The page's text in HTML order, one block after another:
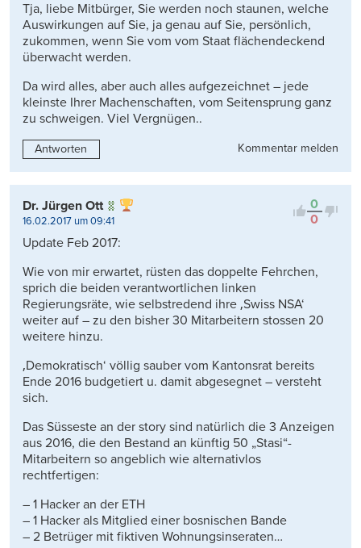
Tja, liebe Mitbürger, Sie werden noch staunen, welche
Auswirkungen auf Sie, ja genau auf Sie, persönlich,
zukommen, wenn Sie vom vom Staat flächendeckend
überwacht werden.
Da wird alles, aber auch alles aufgezeichnet – jede
kleinste Ihrer Machenschaften, vom Seitensprung ganz
zu schweigen. Viel Vergnügen..
Antworten Kommentar melden
0
0
Dr. Jürgen Ott
16.02.2017 um 09:41
Update Feb 2017:
Wie von mir erwartet, rüsten das doppelte Fehrchen,
sprich die beiden verantwortlichen linken
Regierungsräte, wie selbstredend ihre ‚Swiss NSA‘
weiter auf – zu den bisher 30 Mitarbeitern stossen 20
weitere hinzu.
‚Demokratisch‘ völlig sauber vom Kantonsrat bereits
Ende 2016 budgetiert u. damit abgesegnet – versteht
sich.
Das Süsseste an der story sind natürlich die 3 Anzeigen
aus 2016, die den Bestand an künftig 50 „Stasi“-
Mitarbeitern so angeblich wie alternativlos
rechtfertigen:
– 1 Hacker an der ETH
– 1 Hacker als Mitglied einer bosnischen Bande
– 2 Betrüger mit fiktiven Wohnungsinseraten…